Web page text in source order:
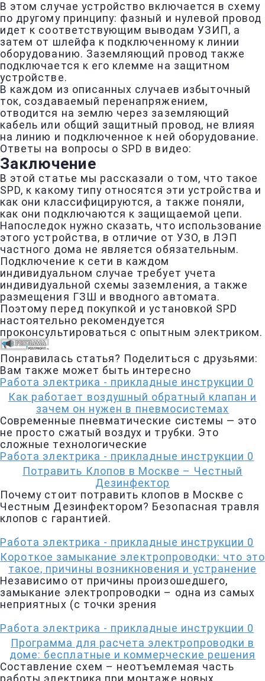
В этом случае устройство включается в схему
по другому принципу: фазный и нулевой провод
идет к соответствующим выводам УЗИП, а
затем от шлейфа к подключенному к линии
оборудованию. Заземляющий провод также
подключается к его клемме на защитном
устройстве.
В каждом из описанных случаев избыточный
ток, создаваемый перенапряжением,
отводится на землю через заземляющий
кабель или общий защитный провод, не влияя
на линию и подключенное к ней оборудование.
Ответы на вопросы о SPD в видео:
Заключение
В этой статье мы рассказали о том, что такое
SPD, к какому типу относятся эти устройства и
как они классифицируются, а также поняли,
как они подключаются к защищаемой цепи.
Напоследок нужно сказать, что использование
этого устройства, в отличие от УЗО, в ЛЭП
частного дома не является обязательным.
Подключение к сети в каждом
индивидуальном случае требует учета
индивидуальной схемы заземления, а также
размещения ГЗШ и вводного автомата.
Поэтому перед покупкой и установкой SPD
настоятельно рекомендуется
проконсультироваться с опытным электриком.
Понравилась статья? Поделиться с друзьями:
Вам также может быть интересно
Работа электрика - прикладные инструкции 0
Как работает воздушный обратный клапан и
зачем он нужен в пневмосистемах
Современные пневматические системы — это
не просто сжатый воздух и трубки. Это
сложные технологические
Работа электрика - прикладные инструкции 0
Потравить Клопов в Москве – Честный
Дезинфектор
Почему стоит потравить клопов в Москве с
Честным Дезинфектором? Безопасная травля
клопов с гарантией.
Работа электрика - прикладные инструкции 0
Короткое замыкание электропроводки: что это
такое, причины возникновения и устранение
Независимо от причины произошедшего,
замыкание электропроводки – одна из самых
неприятных (с точки зрения
Работа электрика - прикладные инструкции 0
Программа для расчета электропроводки в
доме: бесплатные и коммерческие решения
Составление схем – неотъемлемая часть
работы электрика при монтаже новых